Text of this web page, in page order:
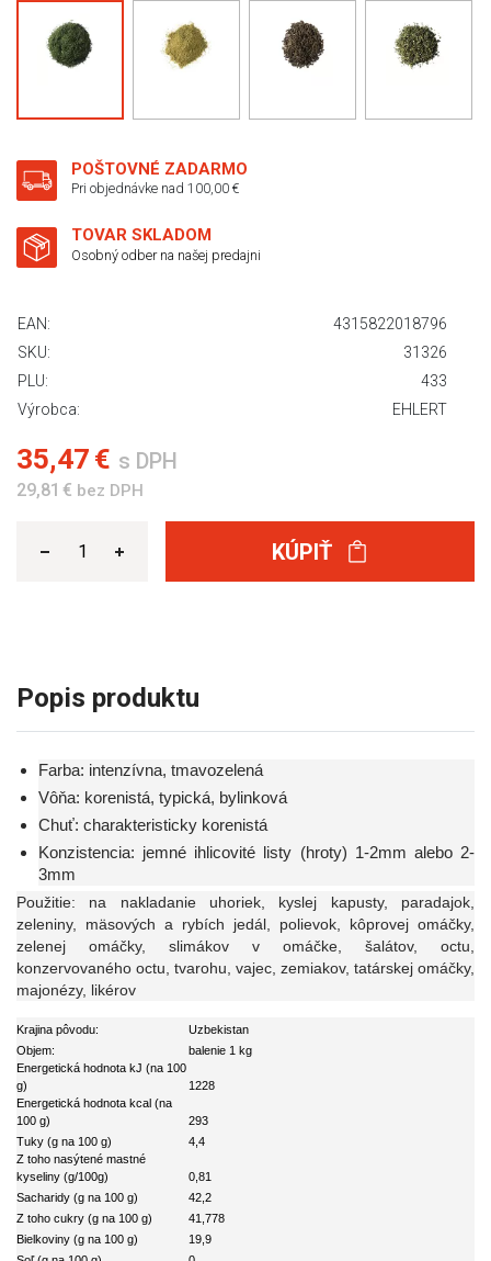
POŠTOVNÉ ZADARMO
Pri objednávke nad 100,00 €
TOVAR SKLADOM
Osobný odber na našej predajni
EAN:
4315822018796
SKU:
31326
PLU:
433
Výrobca:
EHLERT
35,47 € s DPH
29,81 € bez DPH
KÚPIŤ
Popis produktu
Farba: intenzívna, tmavozelená
Vôňa: korenistá, typická, bylinková
Chuť: charakteristicky korenistá
Konzistencia: jemné ihlicovité listy (hroty) 1-2mm alebo 2-
3mm
Použitie: na nakladanie uhoriek, kyslej kapusty, paradajok,
zeleniny, mäsových a rybích jedál, polievok, kôprovej omáčky,
zelenej omáčky, slimákov v omáčke, šalátov, octu,
konzervovaného octu, tvarohu, vajec, zemiakov, tatárskej omáčky,
majonézy, likérov
Krajina pôvodu:
Uzbekistan
Objem:
balenie 1 kg
Energetická hodnota kJ (na 100
g)
1228
Energetická hodnota kcal (na
100 g)
293
Tuky (g na 100 g)
4,4
Z toho nasýtené mastné
kyseliny (g/100g)
0,81
Sacharidy (g na 100 g)
42,2
Z toho cukry (g na 100 g)
41,778
Bielkoviny (g na 100 g)
19,9